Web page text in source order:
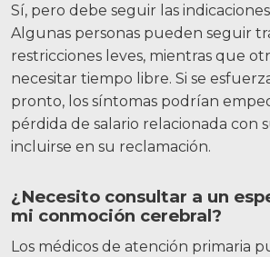
Sí, pero debe seguir las
Algunas personas pueden seguir
restricciones leves, mientras que
necesitar tiempo libre. Si se
pronto, los síntomas podrían
pérdida de salario relacionada con
incluirse en su reclamación.
¿Necesito consultar a un
mi conmoción cerebral?
Los médicos de atención primaria